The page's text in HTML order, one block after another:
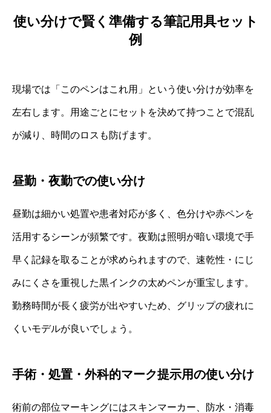
使い分けで賢く準備する筆記用具セット
例
現場では「このペンはこれ用」という使い分けが効率を
左右します。用途ごとにセットを決めて持つことで混乱
が減り、時間のロスも防げます。
昼勤・夜勤での使い分け
昼勤は細かい処置や患者対応が多く、色分けや赤ペンを
活用するシーンが頻繁です。夜勤は照明が暗い環境で手
早く記録を取ることが求められますので、速乾性・にじ
みにくさを重視した黒インクの太めペンが重宝します。
勤務時間が長く疲労が出やすいため、グリップの疲れに
くいモデルが良いでしょう。
手術・処置・外科的マーク提示用の使い分け
術前の部位マーキングにはスキンマーカー、防水・消毒